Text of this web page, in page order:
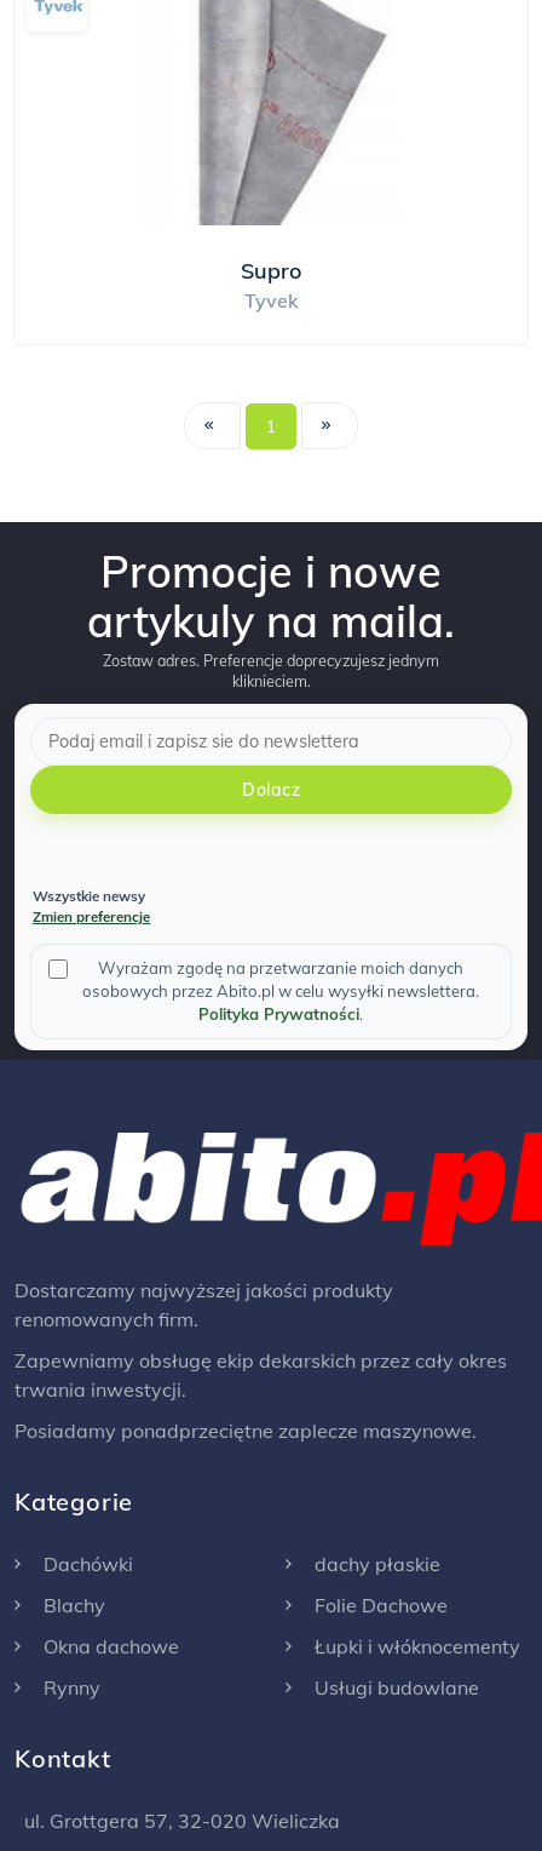
Supro
Tyvek
1
Promocje i nowe
artykuly na maila.
Zostaw adres. Preferencje doprecyzujesz jednym
kliknieciem.
Dolacz
Wszystkie newsy
Zmien preferencje
Wyrażam zgodę na przetwarzanie moich danych
osobowych przez Abito.pl w celu wysyłki newslettera.
Polityka Prywatności.
Dostarczamy najwyższej jakości produkty
renomowanych firm.
Zapewniamy obsługę ekip dekarskich przez cały okres
trwania inwestycji.
Posiadamy ponadprzeciętne zaplecze maszynowe.
Kategorie
Dachówki
Blachy
Okna dachowe
Rynny
dachy płaskie
Folie Dachowe
Łupki i włóknocementy
Usługi budowlane
Kontakt
ul. Grottgera 57, 32-020 Wieliczka